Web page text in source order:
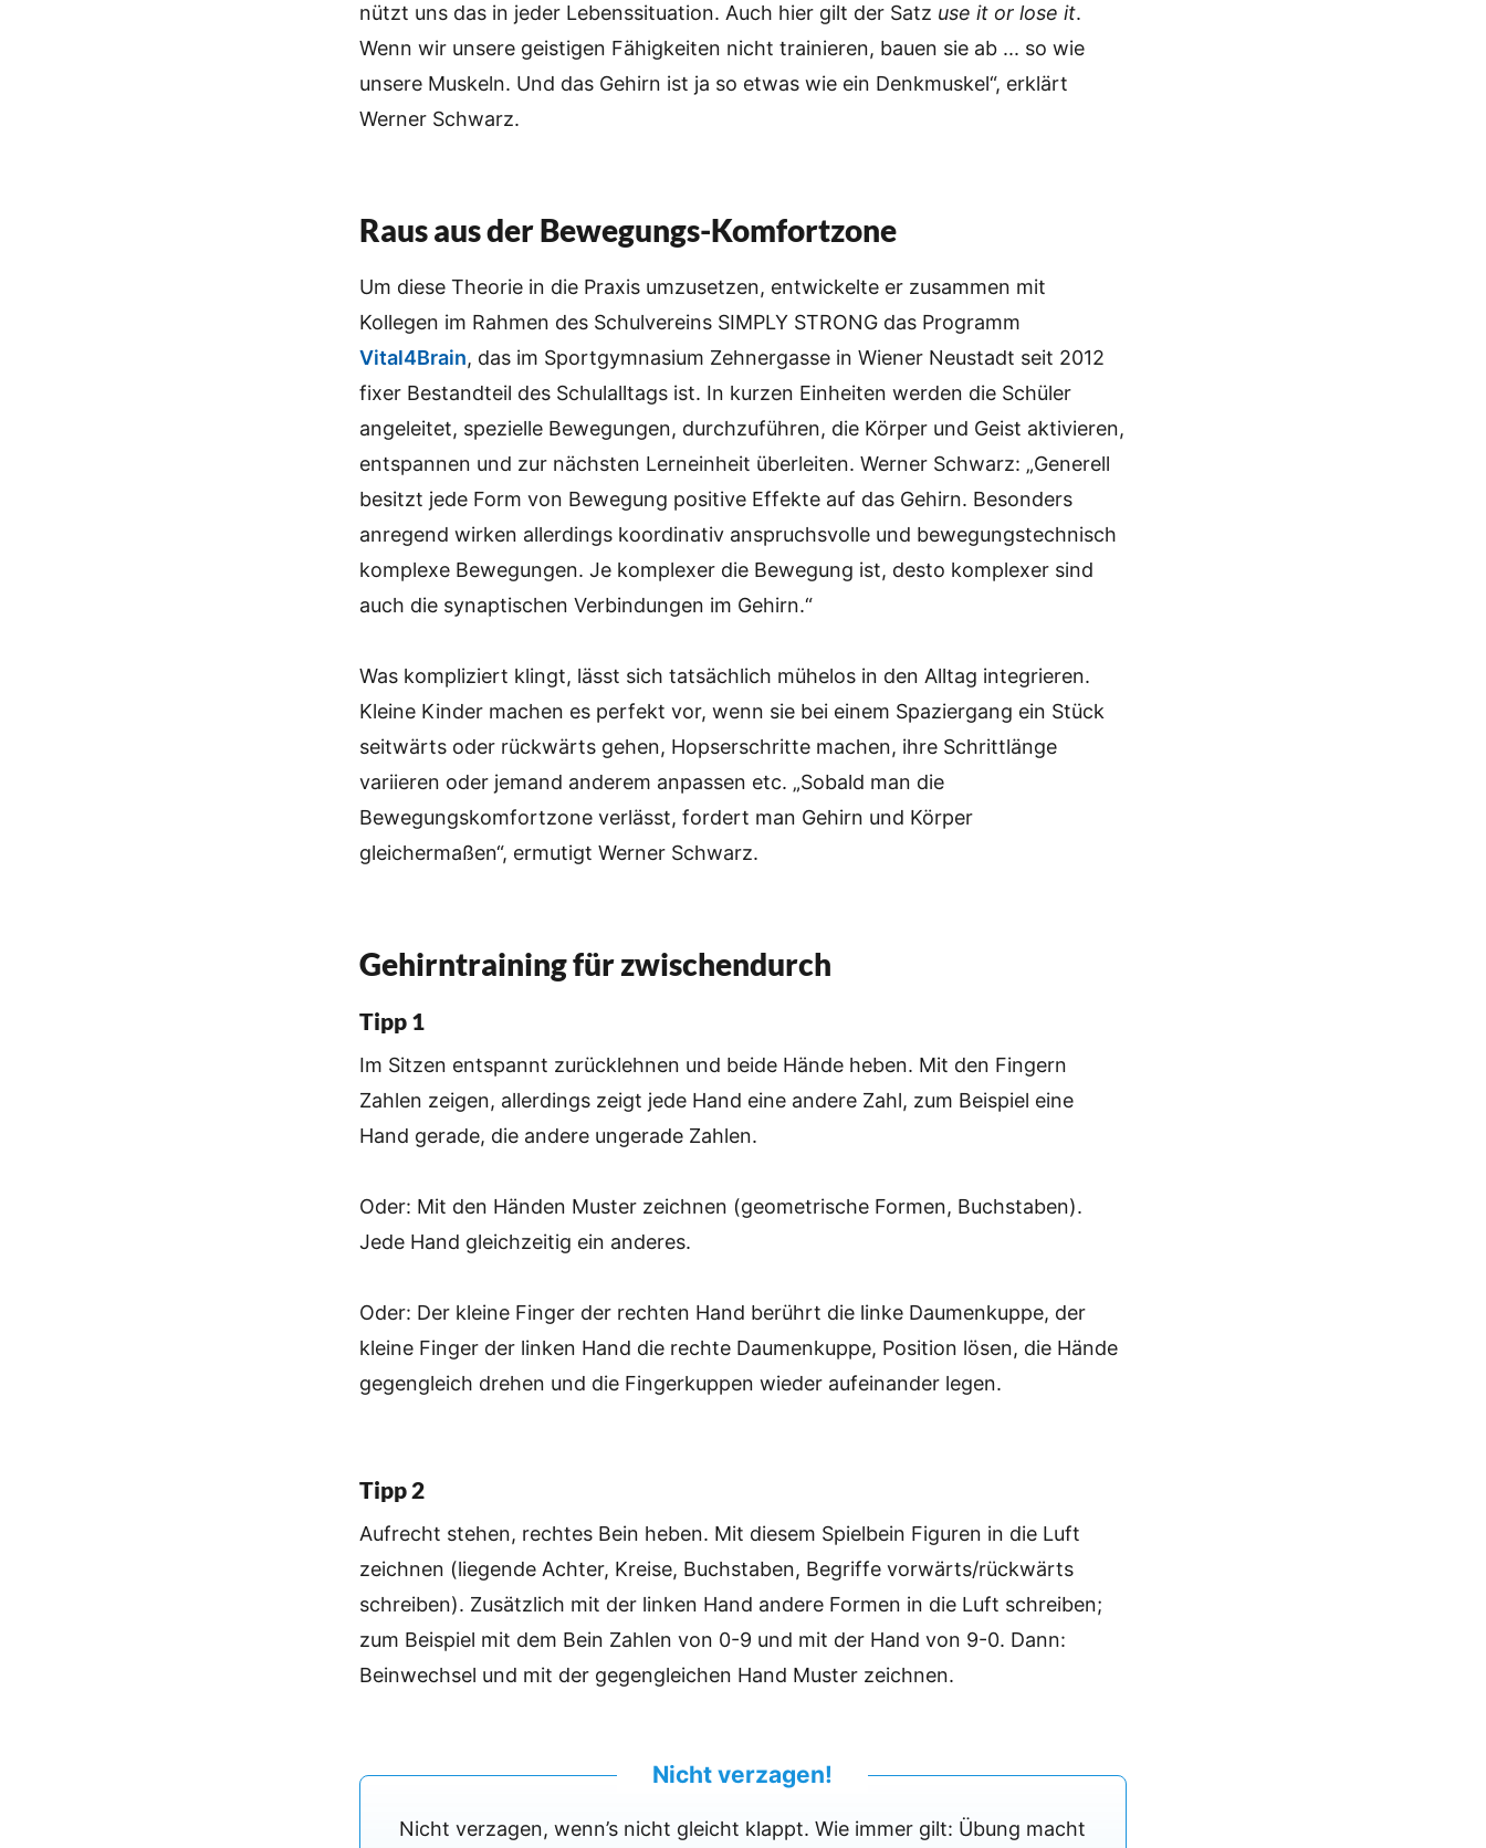
nützt uns das in jeder Lebenssituation. Auch hier gilt der Satz use it or lose it.
Wenn wir unsere geistigen Fähigkeiten nicht trainieren, bauen sie ab ... so wie
unsere Muskeln. Und das Gehirn ist ja so etwas wie ein Denkmuskel“, erklärt
Werner Schwarz.
Raus aus der Bewegungs-Komfortzone
Um diese Theorie in die Praxis umzusetzen, entwickelte er zusammen mit
Kollegen im Rahmen des Schulvereins SIMPLY STRONG das Programm
Vital4Brain, das im Sportgymnasium Zehnergasse in Wiener Neustadt seit 2012
fixer Bestandteil des Schulalltags ist. In kurzen Einheiten werden die Schüler
angeleitet, spezielle Bewegungen, durchzuführen, die Körper und Geist aktivieren,
entspannen und zur nächsten Lerneinheit überleiten. Werner Schwarz: „Generell
besitzt jede Form von Bewegung positive Effekte auf das Gehirn. Besonders
anregend wirken allerdings koordinativ anspruchsvolle und bewegungstechnisch
komplexe Bewegungen. Je komplexer die Bewegung ist, desto komplexer sind
auch die synaptischen Verbindungen im Gehirn.“
Was kompliziert klingt, lässt sich tatsächlich mühelos in den Alltag integrieren.
Kleine Kinder machen es perfekt vor, wenn sie bei einem Spaziergang ein Stück
seitwärts oder rückwärts gehen, Hopserschritte machen, ihre Schrittlänge
variieren oder jemand anderem anpassen etc. „Sobald man die
Bewegungskomfortzone verlässt, fordert man Gehirn und Körper
gleichermaßen“, ermutigt Werner Schwarz.
Gehirntraining für zwischendurch
Tipp 1
Im Sitzen entspannt zurücklehnen und beide Hände heben. Mit den Fingern
Zahlen zeigen, allerdings zeigt jede Hand eine andere Zahl, zum Beispiel eine
Hand gerade, die andere ungerade Zahlen.
Oder: Mit den Händen Muster zeichnen (geometrische Formen, Buchstaben).
Jede Hand gleichzeitig ein anderes.
Oder: Der kleine Finger der rechten Hand berührt die linke Daumenkuppe, der
kleine Finger der linken Hand die rechte Daumenkuppe, Position lösen, die Hände
gegengleich drehen und die Fingerkuppen wieder aufeinander legen.
Tipp 2
Aufrecht stehen, rechtes Bein heben. Mit diesem Spielbein Figuren in die Luft
zeichnen (liegende Achter, Kreise, Buchstaben, Begriffe vorwärts/rückwärts
schreiben). Zusätzlich mit der linken Hand andere Formen in die Luft schreiben;
zum Beispiel mit dem Bein Zahlen von 0-9 und mit der Hand von 9-0. Dann:
Beinwechsel und mit der gegengleichen Hand Muster zeichnen.
Nicht verzagen!
Nicht verzagen, wenn’s nicht gleicht klappt. Wie immer gilt: Übung macht